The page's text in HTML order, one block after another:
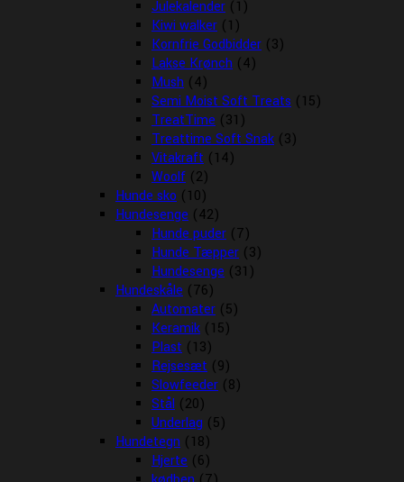
Julekalender (1)
Kiwi walker (1)
Kornfrie Godbidder (3)
Lakse Krønch (4)
Mush (4)
Semi Moist Soft Treats (15)
TreatTime (31)
Treattime Soft Snak (3)
Vitakraft (14)
Woolf (2)
Hunde sko (10)
Hundesenge (42)
Hunde puder (7)
Hunde Tæpper (3)
Hundesenge (31)
Hundeskåle (76)
Automater (5)
Keramik (15)
Plast (13)
Rejsesæt (9)
Slowfeeder (8)
Stål (20)
Underlag (5)
Hundetegn (18)
Hjerte (6)